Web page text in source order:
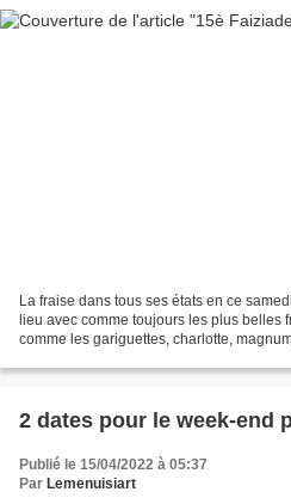
La fraise dans tous ses états en ce
lieu avec comme toujours les plus belles
comme les gariguettes, charlotte,
2 dates pour le week-end
Publié le 15/04/2022 à 05:37
Par Lemenuisiart